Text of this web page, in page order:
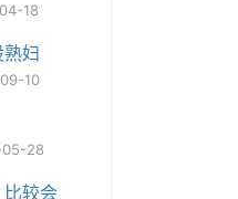
18
妇
10
05-28
较会